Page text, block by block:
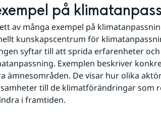
på
av många exempel på
kunskapscentrum för
syftar till att sprida erfarenheter
Exemplen beskriver
ämnesområden. De visar hur olika
till de klimatförändringar som
i framtiden.